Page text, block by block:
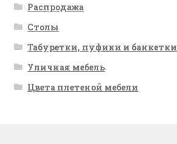
Распродажа
Столы
Табуретки, пуфики и банкетки
Уличная мебель
Цвета плетеной мебели